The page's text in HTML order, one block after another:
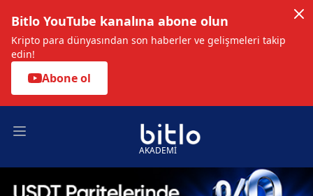
Bitlo YouTube kanalına abone olun
Kripto para dünyasından son haberler ve gelişmeleri takip
edin!
Abone ol
Open main menu
AKADEMİ